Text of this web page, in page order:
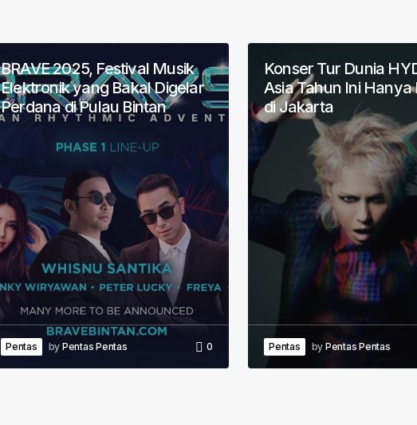
BRAVE 2025, Festival Musik
Elektronik yang Bakal Digelar
Perdana di Pulau Bintan
Pentas by Pentas Pentas 0
Konser Tur Dunia
Asia Tahun Ini Hanya
di Jakarta
Pentas by Pentas Pentas